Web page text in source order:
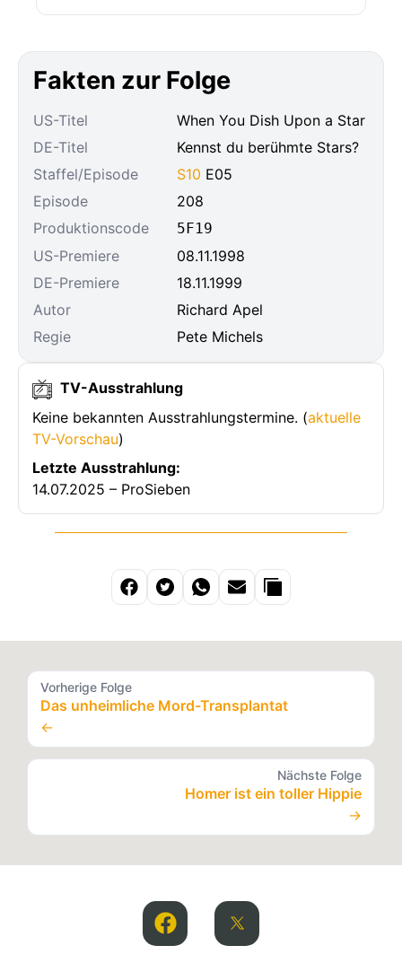
Fakten zur Folge
US-Titel
When You Dish Upon a Star
DE-Titel
Kennst du berühmte Stars?
Staffel/Episode
S10 E05
Episode
208
Produktionscode
5F19
US-Premiere
08.11.1998
DE-Premiere
18.11.1999
Autor
Richard Apel
Regie
Pete Michels
TV-Ausstrahlung
Keine bekannten Ausstrahlungstermine. (aktuelle
TV-Vorschau)
Letzte Ausstrahlung:
14.07.2025 – ProSieben
Vorherige Folge
Das unheimliche Mord-Transplantat
←
Nächste Folge
Homer ist ein toller Hippie
→